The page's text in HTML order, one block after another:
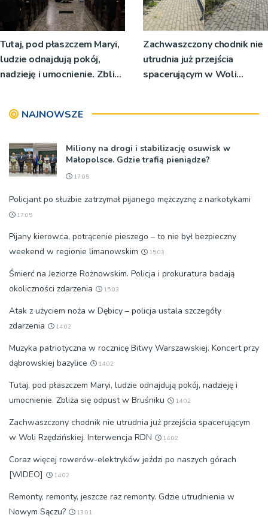
Tutaj, pod płaszczem Maryi,
ludzie odnajdują pokój,
nadzieję i umocnienie. Zbliża
Zachwaszczony chodnik nie
utrudnia już przejścia
spacerującym w Woli
NAJNOWSZE
Miliony na drogi i stabilizację osuwisk w
Małopolsce. Gdzie trafią pieniądze?
17:05
Policjant po służbie zatrzymał pijanego mężczyznę z narkotykami
17:05
Pijany kierowca, potrącenie pieszego – to nie był bezpieczny
weekend w regionie limanowskim
15:03
Śmierć na Jeziorze Rożnowskim. Policja i prokuratura badają
okoliczności zdarzenia
15:03
Atak z użyciem noża w Dębicy – policja ustala szczegóły
zdarzenia
14:02
Muzyka patriotyczna w rocznicę Bitwy Warszawskiej. Koncert przy
dąbrowskiej bazylice
14:02
Tutaj, pod płaszczem Maryi, ludzie odnajdują pokój, nadzieję i
umocnienie. Zbliża się odpust w Bruśniku
14:02
Zachwaszczony chodnik nie utrudnia już przejścia spacerującym
w Woli Rzędzińskiej. Interwencja RDN
14:02
Coraz więcej rowerów-elektryków jeździ po naszych górach
[WIDEO]
14:02
Remonty, remonty, jeszcze raz remonty. Gdzie utrudnienia w
Nowym Sączu?
13:01